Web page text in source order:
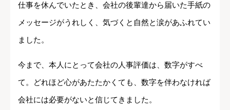
仕事を休んでいたとき、会社の後輩達から届いた手紙の
メッセージがうれしく、気づくと自然と涙があふれてい
ました。
今まで、本人にとって会社の人事評価は、数字がすべ
て。どれほど心があたたかくても、数字を伴わなければ
会社には必要がないと信じてきました。